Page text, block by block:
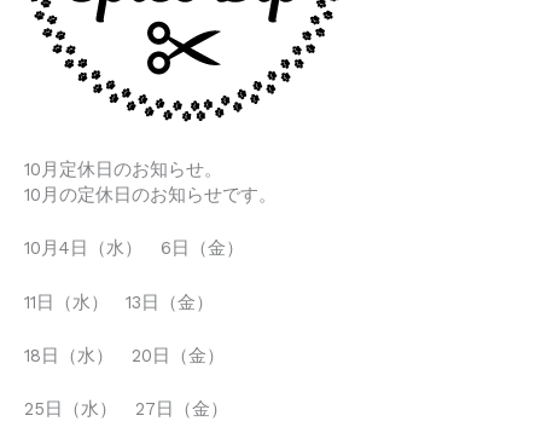
10月定休日のお知らせ。
10月の定休日のお知らせです。
10月4日（水） 6日（金）
11日（水） 13日（金）
18日（水） 20日（金）
25日（水） 27日（金）